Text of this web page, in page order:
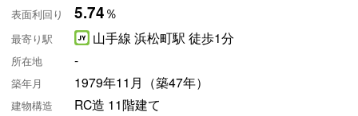
表面利回り 5.74％
最寄り駅 山手線 浜松町駅 徒歩1分
所在地 -
築年月 1979年11月（築47年）
建物構造 RC造 11階建て